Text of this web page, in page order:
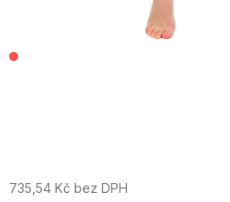
735,54 Kč bez DPH